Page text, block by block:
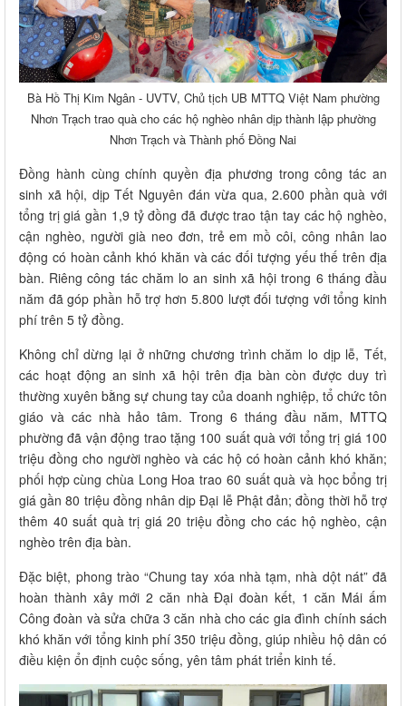
Bà Hồ Thị Kim Ngân - UVTV, Chủ tịch UB MTTQ Việt Nam phường
Nhơn Trạch trao quà cho các hộ nghèo nhân dịp thành lập phường
Nhơn Trạch và Thành phố Đồng Nai
Đồng hành cùng chính quyền địa phương trong công tác an
sinh xã hội, dịp Tết Nguyên đán vừa qua, 2.600 phần quà với
tổng trị giá gần 1,9 tỷ đồng đã được trao tận tay các hộ nghèo,
cận nghèo, người già neo đơn, trẻ em mồ côi, công nhân lao
động có hoàn cảnh khó khăn và các đối tượng yếu thế trên địa
bàn. Riêng công tác chăm lo an sinh xã hội trong 6 tháng đầu
năm đã góp phần hỗ trợ hơn 5.800 lượt đối tượng với tổng kinh
phí trên 5 tỷ đồng.
Không chỉ dừng lại ở những chương trình chăm lo dịp lễ, Tết,
các hoạt động an sinh xã hội trên địa bàn còn được duy trì
thường xuyên bằng sự chung tay của doanh nghiệp, tổ chức tôn
giáo và các nhà hảo tâm. Trong 6 tháng đầu năm, MTTQ
phường đã vận động trao tặng 100 suất quà với tổng trị giá 100
triệu đồng cho người nghèo và các hộ có hoàn cảnh khó khăn;
phối hợp cùng chùa Long Hoa trao 60 suất quà và học bổng trị
giá gần 80 triệu đồng nhân dịp Đại lễ Phật đản; đồng thời hỗ trợ
thêm 40 suất quà trị giá 20 triệu đồng cho các hộ nghèo, cận
nghèo trên địa bàn.
Đặc biệt, phong trào “Chung tay xóa nhà tạm, nhà dột nát” đã
hoàn thành xây mới 2 căn nhà Đại đoàn kết, 1 căn Mái ấm
Công đoàn và sửa chữa 3 căn nhà cho các gia đình chính sách
khó khăn với tổng kinh phí 350 triệu đồng, giúp nhiều hộ dân có
điều kiện ổn định cuộc sống, yên tâm phát triển kinh tế.